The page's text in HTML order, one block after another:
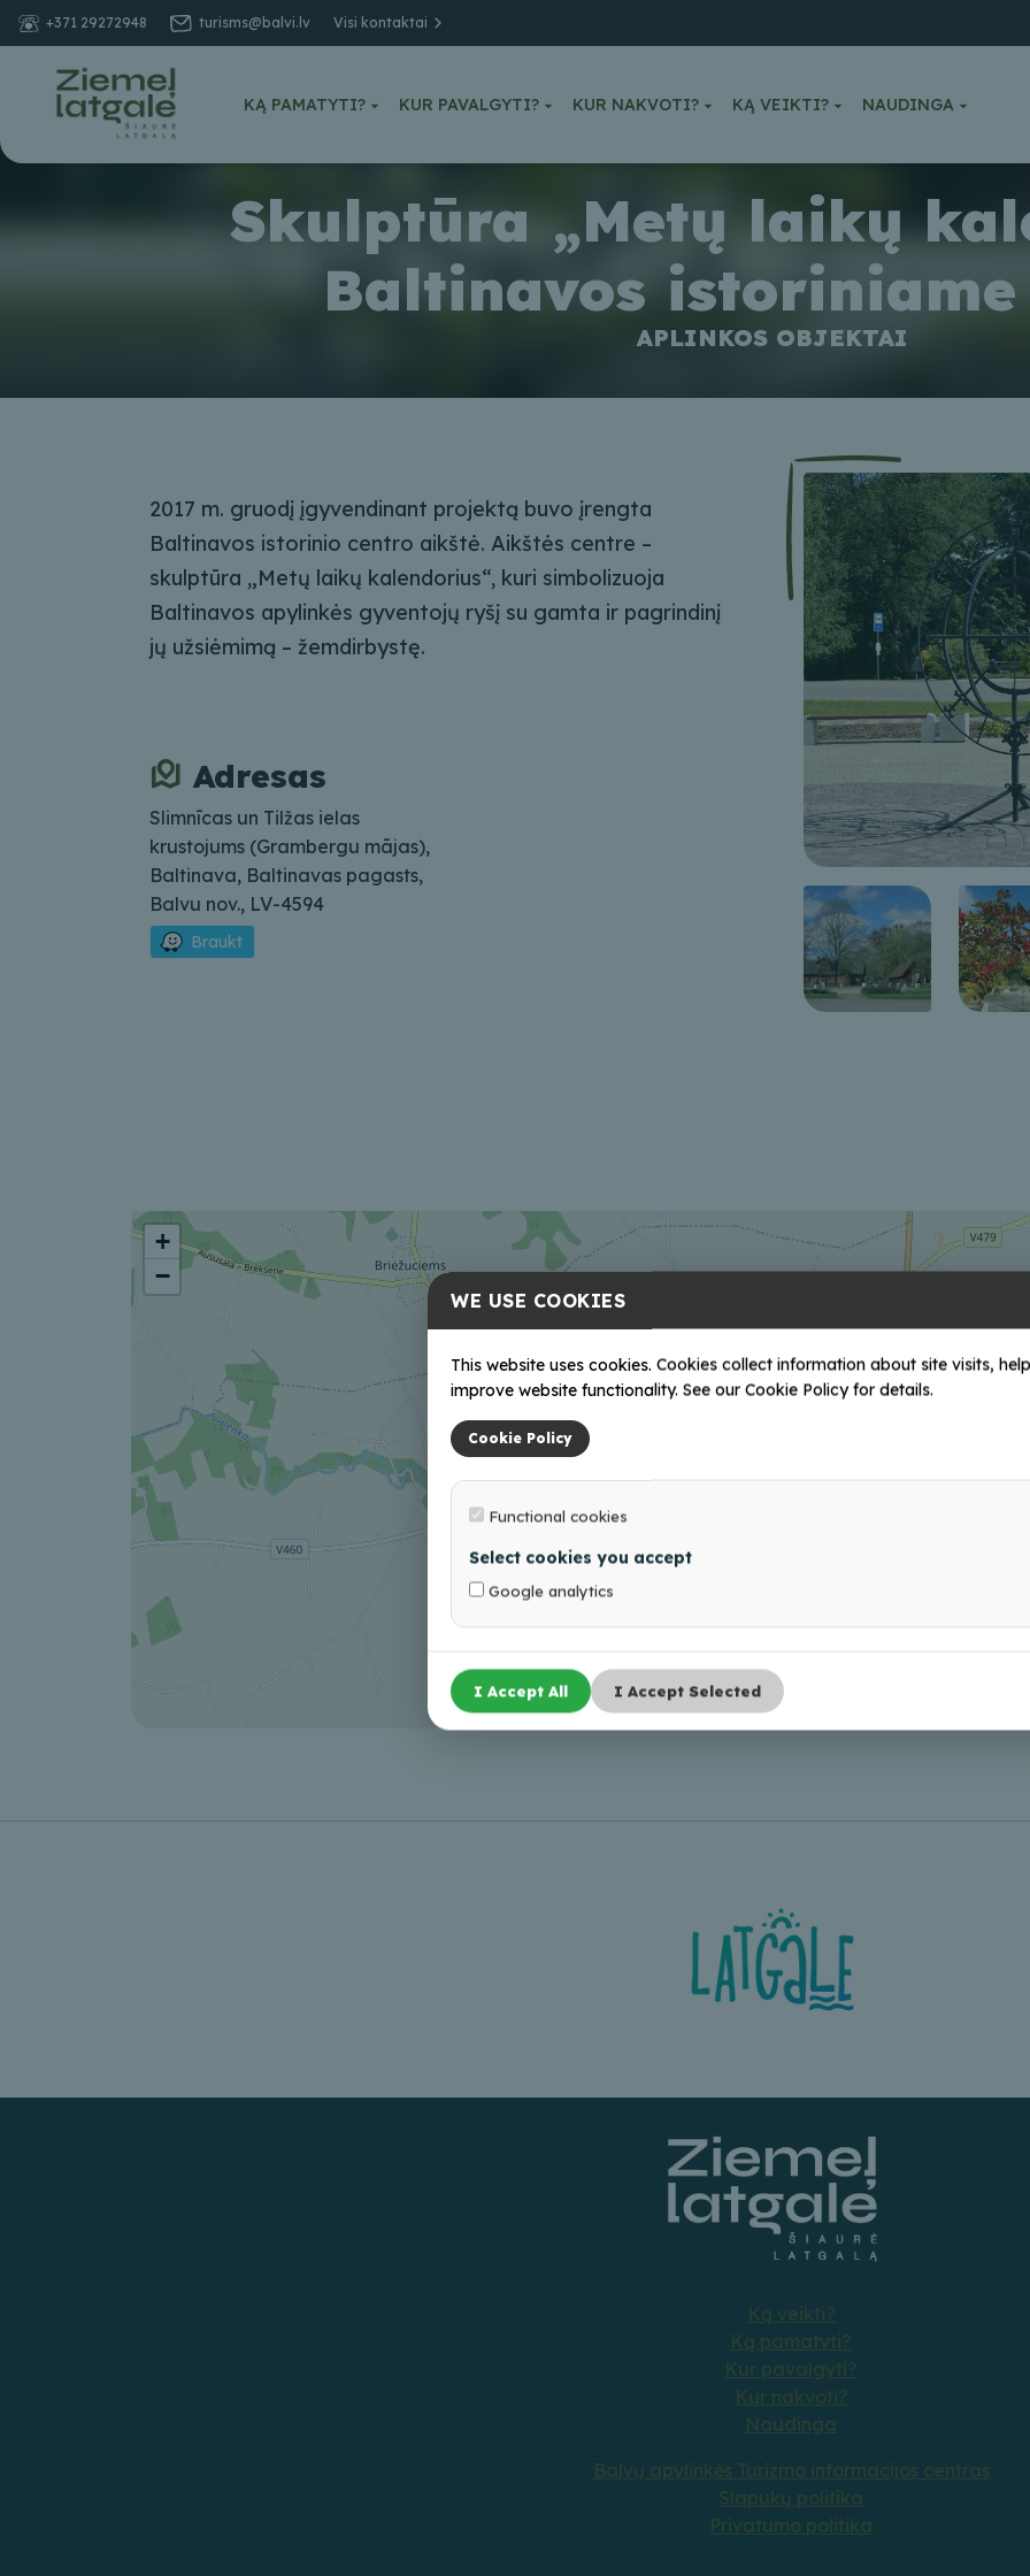
+371 29272948 turisms@balvi.lv Visi kontaktai
KĄ PAMATYTI? KUR PAVALGYTI? KUR NAKVOTI? KĄ VEIKTI? NAUDINGA
Skulptūra „Metų laikų
Baltinavos istoriniame
APLINKOS OBJEKTAI
2017 m. gruodį įgyvendinant projektą buvo įrengta
Baltinavos istorinio centro aikštė. Aikštės centre –
skulptūra „Metų laikų kalendorius“, kuri simbolizuoja
Baltinavos apylinkės gyventojų ryšį su gamta ir pagrindinį
jų užsiėmimą – žemdirbystę.
Adresas
Slimnīcas un Tilžas ielas
krustojums (Grambergu mājas),
Baltinava, Baltinavas pagasts,
Balvu nov., LV-4594
Braukt
+
−
Ką veikti?
Ką pamatyti?
Kur pavalgyti?
Kur nakvoti?
Naudinga
Balvų apylinkės Turizmo informacijos centras
Slapukų politika
Privatumo politika
WE USE COOKIES
This website uses cookies. Cookies collect information about site visits,
improve website functionality. See our Cookie Policy for details.
Cookie Policy
Functional cookies
Select cookies you accept
Google analytics
I Accept All I Accept Selected